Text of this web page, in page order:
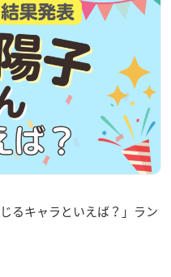
るキャラといえば？」ラン